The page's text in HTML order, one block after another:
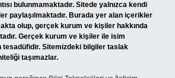
bulunmamaktadır. Sitede yalnızca kendi
paylaşılmaktadır. Burada yer alan içerikler
olup, gerçek kurum ve kişiler hakkında
Gerçek kurum ve kişiler ile isim
tesadüfidir. Sitemizdeki bilgiler taslak
taşımazlar.